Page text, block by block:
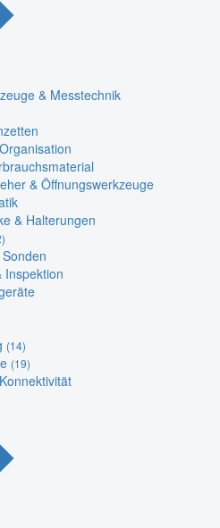
& Messtechnik
& Öffnungswerkzeuge
& Halterungen
Inspektion
(14)
(19)